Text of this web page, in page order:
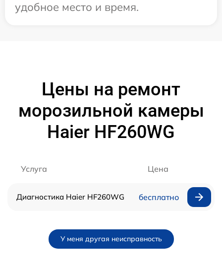
удобное место и время.
Цены на ремонт
морозильной камеры
Haier HF260WG
Услуга Цена
Диагностика Haier HF260WG бесплатно
У меня другая неисправность